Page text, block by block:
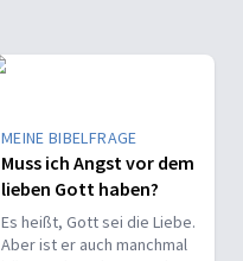
MEINE BIBELFRAGE
Muss ich Angst vor dem
lieben Gott haben?
Es heißt, Gott sei die Liebe.
Aber ist er auch manchmal